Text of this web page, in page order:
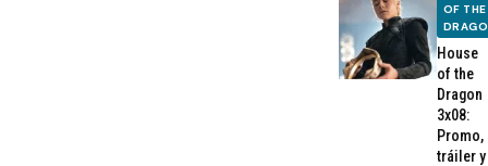
OF THE
House
of the
Dragon
3x08:
Promo,
tráiler y